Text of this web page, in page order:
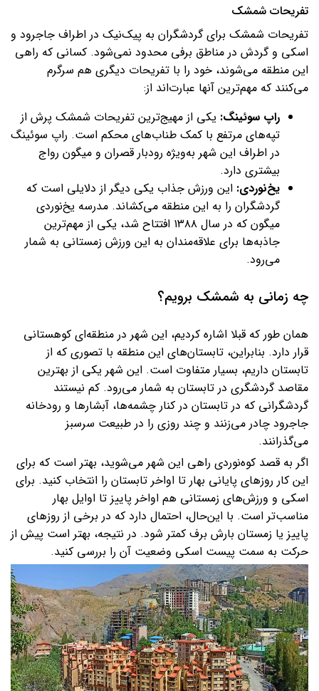
تفریحات شمشک
تفریحات شمشک برای گردشگران به پیک‌نیک در اطراف جاجرود و
اسکی و گردش در مناطق برفی محدود نمی‌شود. کسانی که راهی
این منطقه می‌شوند، خود را با تفریحات دیگری هم سرگرم
می‌کنند که مهم‌ترین آنها عبارت‌اند از:
راپ ‌سوئینگ: یکی از مهیج‌ترین تفریحات شمشک پرش از
تپه‌های مرتفع با کمک طناب‌های محکم است. راپ‌ سوئینگ
در اطراف این شهر به‌ویژه رودبار قصران و میگون رواج
بیشتری دارد.
یخ‌نوردی: این ورزش جذاب یکی دیگر از دلایلی است که
گردشگران را به این منطقه می‌کشاند. مدرسه یخ‌نوردی
میگون که در سال ۱۳۸۸ افتتاح شد، یکی از مهم‌ترین
جاذبه‌ها برای علاقه‌مندان به این ورزش زمستانی به شمار
می‌رود.
چه زمانی به شمشک برویم؟
همان ‌طور که قبلا اشاره کردیم، این شهر در منطقه‌ای کوهستانی
قرار دارد. بنابراین، تابستان‌های این منطقه با تصوری که از
تابستان داریم، بسیار متفاوت است. این شهر یکی از بهترین
مقاصد گردشگری در تابستان به شمار می‌رود. کم نیستند
گردشگرانی که در تابستان در کنار چشمه‌ها، آبشارها و رودخانه
جاجرود چادر می‌زنند و چند روزی را در طبیعت سرسبز
می‌گذرانند.
اگر به قصد کوه‌نوردی راهی این شهر می‌شوید، بهتر است که برای
این کار روزهای پایانی بهار تا اواخر تابستان را انتخاب کنید. برای
اسکی و ورزش‌های زمستانی هم اواخر پاییز تا اوایل بهار
مناسب‌تر است. با این‌حال، احتمال دارد که در برخی از روزهای
پاییز یا زمستان بارش برف کمتر شود. در نتیجه، بهتر است پیش از
حرکت به سمت پیست اسکی وضعیت آن را بررسی کنید.